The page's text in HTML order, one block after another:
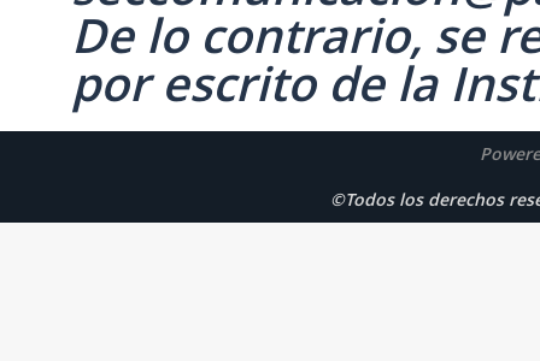
De lo contrario, se
por escrito de la
©Todos los derechos